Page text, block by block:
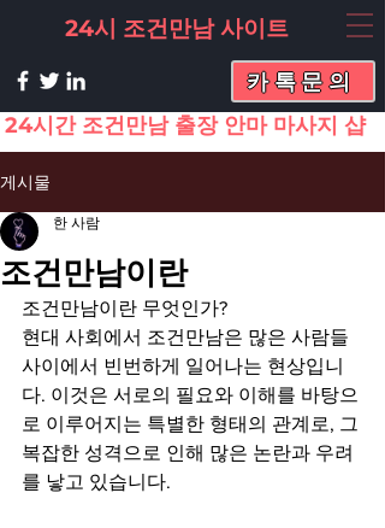
24시 조건만남 사이트
카톡문의
24시간 조건만남 출장 안마 마사지 샵
게시물
조건만남이란
한 사람
조건만남이란 무엇인가?
현대 사회에서 조건만남은 많은 사람들
사이에서 빈번하게 일어나는 현상입니
다. 이것은 서로의 필요와 이해를 바탕으
로 이루어지는 특별한 형태의 관계로, 그
복잡한 성격으로 인해 많은 논란과 우려
를 낳고 있습니다.